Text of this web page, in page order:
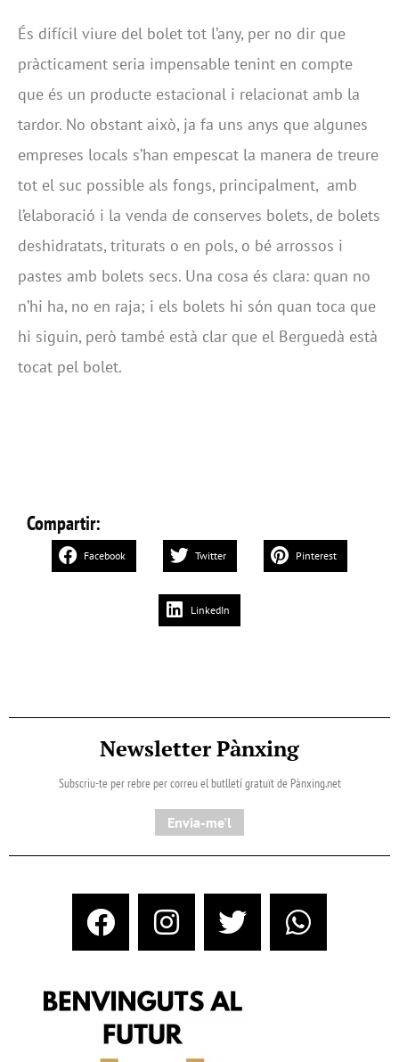
És difícil viure del bolet tot l’any, per no dir que
pràcticament seria impensable tenint en compte
que és un producte estacional i relacionat amb la
tardor. No obstant això, ja fa uns anys que algunes
empreses locals s’han empescat la manera de treure
tot el suc possible als fongs, principalment, amb
l’elaboració i la venda de conserves bolets, de bolets
deshidratats, triturats o en pols, o bé arrossos i
pastes amb bolets secs. Una cosa és clara: quan no
n’hi ha, no en raja; i els bolets hi són quan toca que
hi siguin, però també està clar que el Berguedà està
tocat pel bolet.
Compartir:
Facebook Twitter Pinterest
LinkedIn
Newsletter Pànxing
Subscriu-te per rebre per correu el butlletí gratuït de Pànxing.net​
Envia-me'l